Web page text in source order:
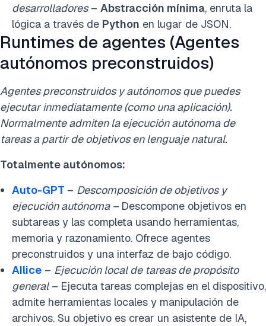
desarrolladores– Abstracción mínima, enruta la
lógica a través de Python en lugar de JSON.
Runtimes de agentes (Agentes
autónomos preconstruidos)
Agentes preconstruidos y autónomos que puedes
ejecutar inmediatamente (como una aplicación).
Normalmente admiten la ejecución autónoma de
tareas a partir de objetivos en lenguaje natural.
Totalmente autónomos:
Auto-GPT – Descomposición de objetivos y
ejecución autónoma – Descompone objetivos en
subtareas y las completa usando herramientas,
memoria y razonamiento. Ofrece agentes
preconstruidos y una interfaz de bajo código.
AIlice – Ejecución local de tareas de propósito
general –Ejecuta tareas complejas en el dispositivo,
admite herramientas locales y manipulación de
archivos. Su objetivo es crear un asistente de IA,